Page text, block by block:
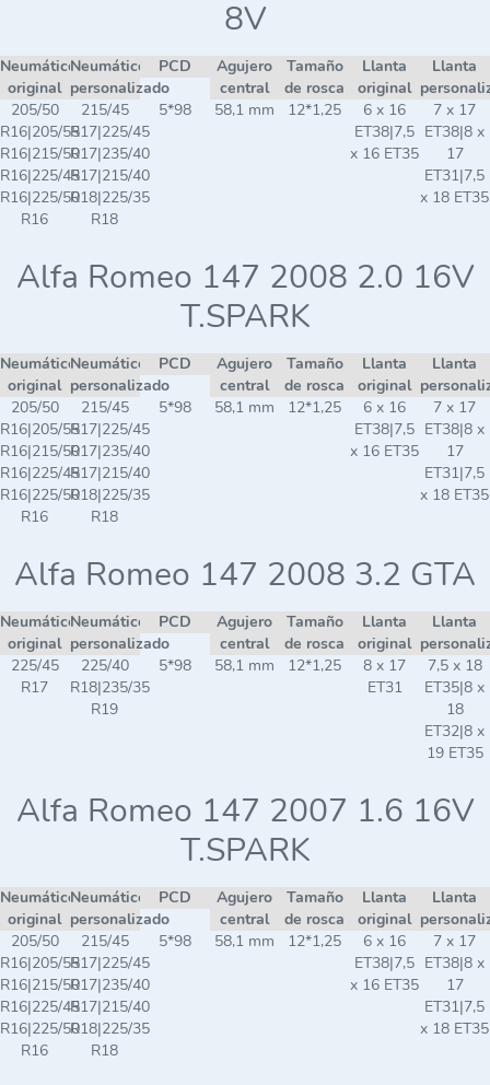
8V
Neumático
original
Neumático
personalizado
PCD
Agujero
central
Tamaño
de rosca
Llanta
original
Llanta
205/50
R16|205/55
R16|215/50
R16|225/45
R16|225/50
R16
215/45
R17|225/45
R17|235/40
R17|215/40
R18|225/35
R18
5*98 58,1 mm 12*1,25
6 x 16
ET38|7,5
x 16 ET35
7 x 17
ET38|8 x
17
ET31|7,5
x 18 ET35
Alfa Romeo 147 2008 2.0 16V
T.SPARK
Neumático
original
Neumático
personalizado
PCD
Agujero
central
Tamaño
de rosca
Llanta
original
Llanta
205/50
R16|205/55
R16|215/50
R16|225/45
R16|225/50
R16
215/45
R17|225/45
R17|235/40
R17|215/40
R18|225/35
R18
5*98 58,1 mm 12*1,25
6 x 16
ET38|7,5
x 16 ET35
7 x 17
ET38|8 x
17
ET31|7,5
x 18 ET35
Alfa Romeo 147 2008 3.2 GTA
Neumático
original
Neumático
personalizado
PCD
Agujero
central
Tamaño
de rosca
Llanta
original
Llanta
225/45
R17
225/40
R18|235/35
R19
5*98 58,1 mm 12*1,25
8 x 17
ET31
7,5 x 18
ET35|8 x
18
ET32|8 x
19 ET35
Alfa Romeo 147 2007 1.6 16V
T.SPARK
Neumático
original
Neumático
personalizado
PCD
Agujero
central
Tamaño
de rosca
Llanta
original
Llanta
205/50
R16|205/55
R16|215/50
R16|225/45
R16|225/50
R16
215/45
R17|225/45
R17|235/40
R17|215/40
R18|225/35
R18
5*98 58,1 mm 12*1,25
6 x 16
ET38|7,5
x 16 ET35
7 x 17
ET38|8 x
17
ET31|7,5
x 18 ET35